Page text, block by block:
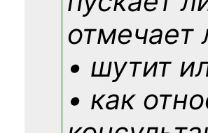
отмечает
• шутит
• как